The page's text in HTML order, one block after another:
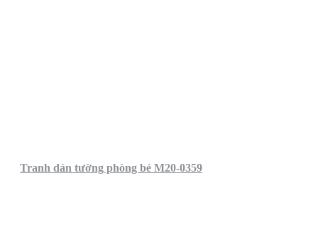
Tranh dán tường phòng bé M20-0359